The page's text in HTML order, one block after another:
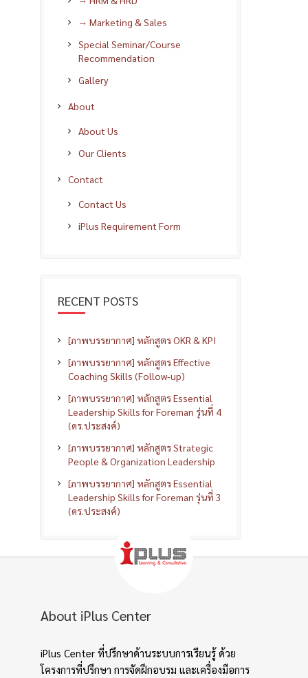
→ Marketing & Sales
Special Seminar/Course
Recommendation
Gallery
About
About Us
Our Clients
Contact
Contact Us
iPlus Requirement Form
RECENT POSTS
[ภาพบรรยากาศ] หลักสูตร OKR & KPI
[ภาพบรรยากาศ] หลักสูตร Effective
Coaching Skills (Follow-up)
[ภาพบรรยากาศ] หลักสูตร Essential
Leadership Skills for Foreman รุ่นที่ 4
(ดร.ประสงค์)
[ภาพบรรยากาศ] หลักสูตร Strategic
People & Organization Leadership
[ภาพบรรยากาศ] หลักสูตร Essential
Leadership Skills for Foreman รุ่นที่ 3
(ดร.ประสงค์)
About iPlus Center
iPlus Center ที่ปรึกษาด้านระบบการเรียนรู้ ด้วย
โครงการที่ปรึกษา การจัดฝึกอบรม และเครื่องมือการ